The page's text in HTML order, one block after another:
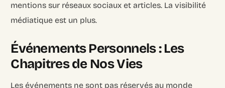
mentions sur réseaux sociaux et articles. La visibilité
médiatique est un plus.
Événements Personnels : Les
Chapitres de Nos Vies
Les événements ne sont pas réservés au monde